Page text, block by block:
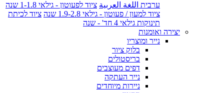
ערבית اللغة العربية ציוד לפעוטון - גילאי 1-1.8 שנה
ציוד למעון / פעוטון - גילאי 1.9-2.8 שנה
ציוד לכיתת
תינוקות גילאי 4 חד' - שנה
יצירה ואומנות
נייר ומוצריו
בלוק ציור
בריסטולים
דפים מעוצבים
נייר העתקה
ניירות מיוחדים